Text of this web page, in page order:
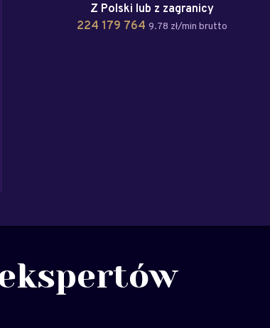
Z Polski lub z zagranicy
224 179 764 9.78 zł/min brutto